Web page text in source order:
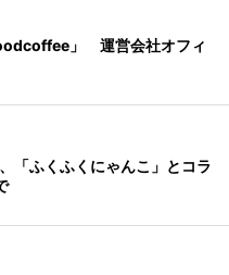
」 運営会社オフィ
「ふくふくにゃんこ」とコラ